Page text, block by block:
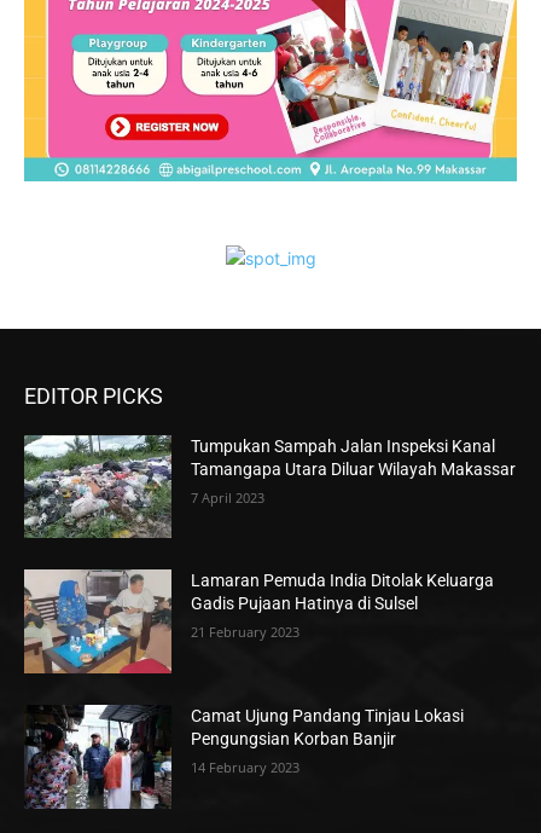
EDITOR PICKS
Tumpukan Sampah Jalan Inspeksi Kanal
Tamangapa Utara Diluar Wilayah Makassar
7 April 2023
Lamaran Pemuda India Ditolak Keluarga
Gadis Pujaan Hatinya di Sulsel
21 February 2023
Camat Ujung Pandang Tinjau Lokasi
Pengungsian Korban Banjir
14 February 2023